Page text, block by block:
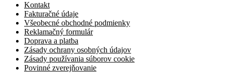
Kontakt
Fakturačné údaje
Všeobecné obchodné podmienky
Reklamačný formulár
Doprava a platba
Zásady ochrany osobných údajov
Zásady používania súborov cookie
Povinné zverejňovanie